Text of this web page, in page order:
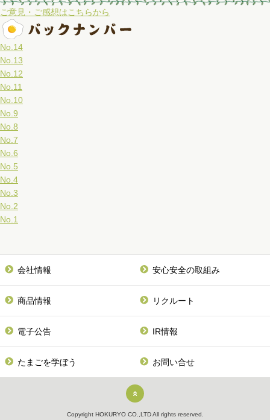
ご意見・ご感想はこちらから
No.14
No.13
No.12
No.11
No.10
No.9
No.8
No.7
No.6
No.5
No.4
No.3
No.2
No.1
会社情報 安心安全の取組み
商品情報 リクルート
電子公告 IR情報
たまごを学ぼう お問い合せ
Copyright HOKURYO CO.,LTD All rights reserved.